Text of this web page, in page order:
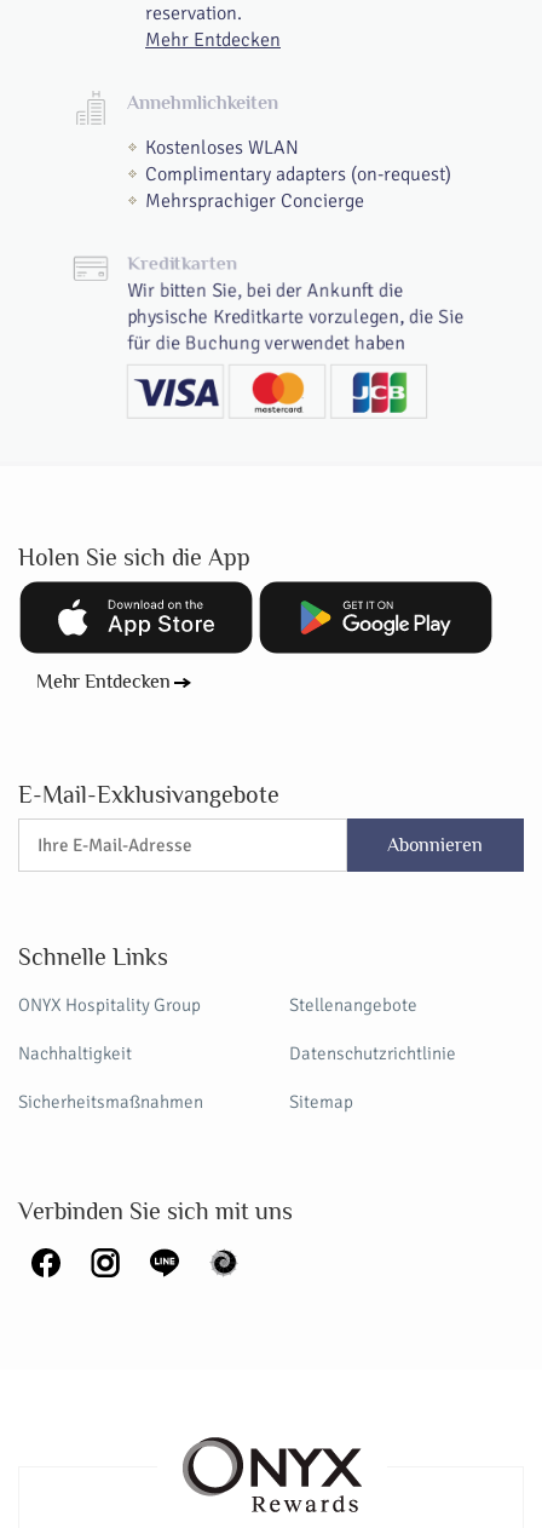
reservation.
Mehr Entdecken
Annehmlichkeiten
Kostenloses WLAN
Complimentary adapters (on-request)
Mehrsprachiger Concierge
Kreditkarten
Wir bitten Sie, bei der Ankunft die
physische Kreditkarte vorzulegen, die Sie
für die Buchung verwendet haben
Holen Sie sich die App
Mehr Entdecken
E-Mail-Exklusivangebote
Abonnieren
Schnelle Links
ONYX Hospitality Group
Nachhaltigkeit
Sicherheitsmaßnahmen
Stellenangebote
Datenschutzrichtlinie
Sitemap
Verbinden Sie sich mit uns